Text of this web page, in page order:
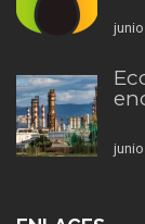
junio
junio